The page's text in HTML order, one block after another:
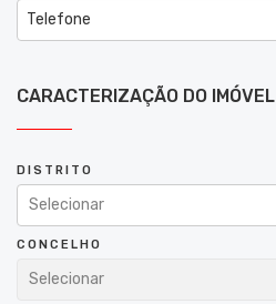
CARACTERIZAÇÃO DO IMÓVEL
DISTRITO
Selecionar
CONCELHO
Selecionar